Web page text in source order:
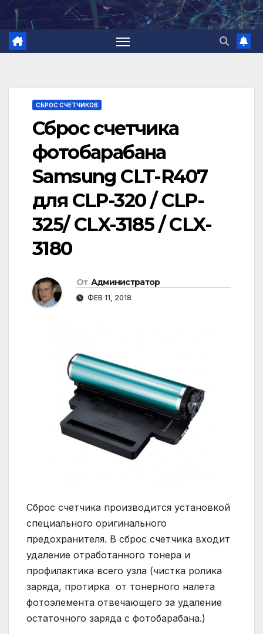
Перейти
содержимому
СБРОС СЧЕТЧИКОВ
Сброс счетчика
фотобарабана
Samsung CLT-R407
для CLP-320 / CLP-
325/ CLX-3185 / CLX-
3180
От Администратор
ФЕВ 11, 2018
Сброс счетчика производится установкой
специального оригинального
предохранителя. В сброс счетчика входит
удаление отработанного тонера и
профилактика всего узла (чистка ролика
заряда, протирка от тонерного налета
фотоэлемента отвечающего за удаление
остаточного заряда с фотобарабана.)